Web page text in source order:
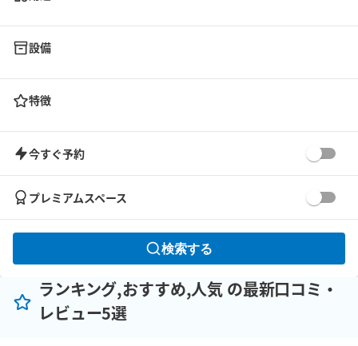
設備
特徴
今すぐ予約
プレミアムスペース
検索する
ランキング,おすすめ,人気 の最新口コミ・
レビュー5選